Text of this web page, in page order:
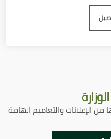
الوزارة
الإعلانات والتعاميم الهامة